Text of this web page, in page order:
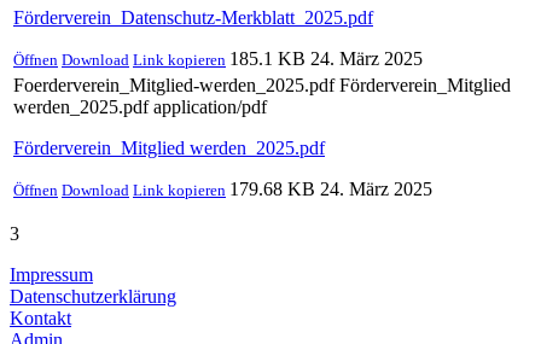
Förderverein_Datenschutz-Merkblatt_2025.pdf
Öffnen Download Link kopieren 185.1 KB 24. März 2025
Foerderverein_Mitglied-werden_2025.pdf Förderverein_Mitglied
werden_2025.pdf application/pdf
Förderverein_Mitglied werden_2025.pdf
Öffnen Download Link kopieren 179.68 KB 24. März 2025
3
Impressum
Datenschutzerklärung
Kontakt
Admin